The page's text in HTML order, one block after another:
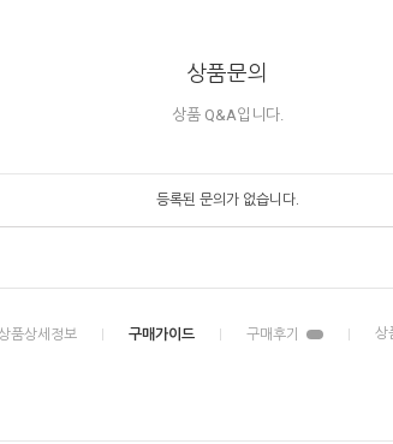
상품문의
상품 Q&A입니다.
등록된 문의가 없습니다.